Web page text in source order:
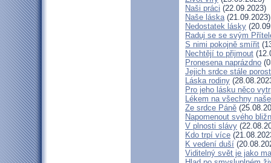
Naši práci (22.09.2023)
Naše láska(21.09.2023)
Nedostatek lásky
Raduj se se svým
S nimi pokojně smířit
Nechtějí to přijmout
Pronesena naprázdno
Jejich srdce stále
Láska rodiny
Pro jeho lásku něco
Lékem na všechny
Ze srdce Páně
Napomenout svého
V plnosti slávy
Kdo trpí více
K vedení duší
Viditelný svět je jako